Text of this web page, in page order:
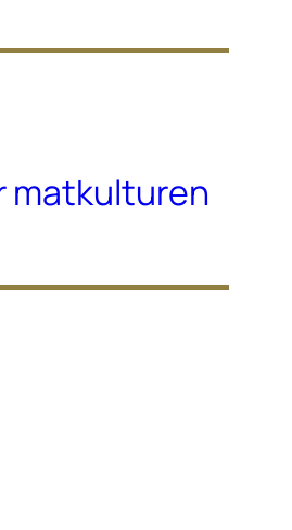
matkulturen